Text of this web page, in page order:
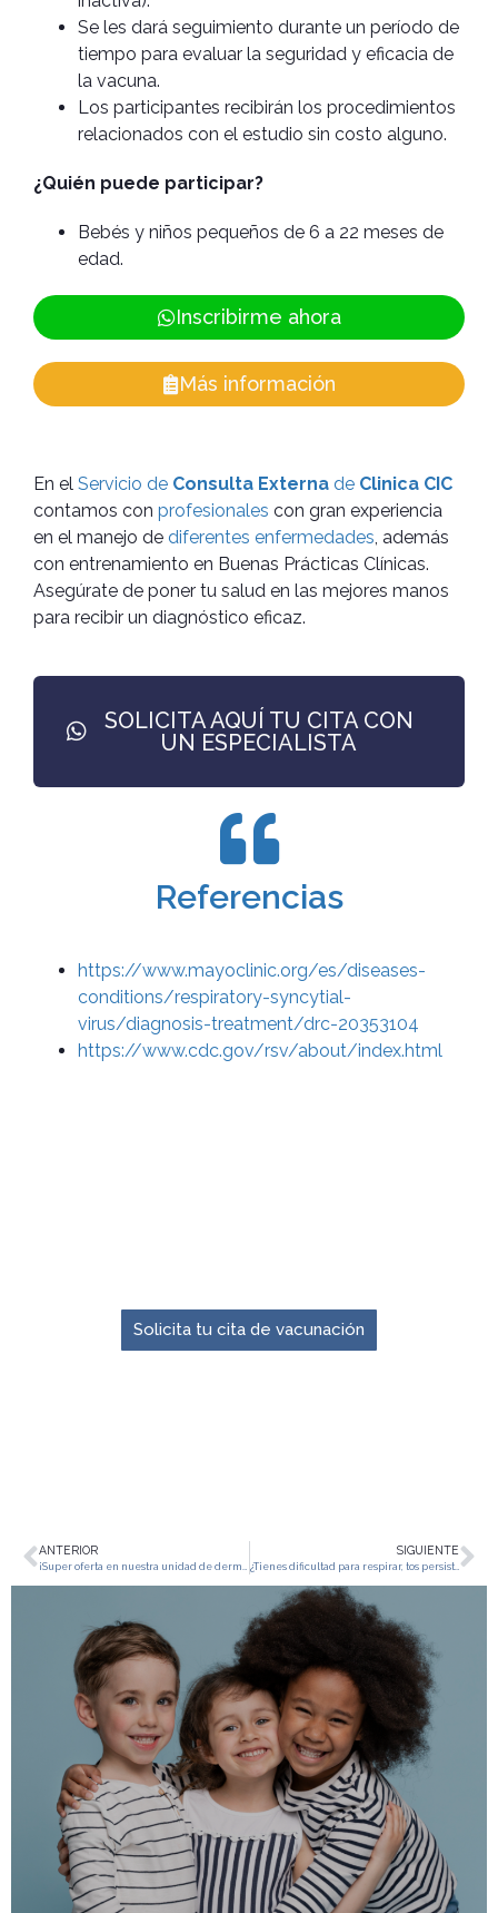
Se les dará seguimiento durante un período de
tiempo para evaluar la seguridad y eficacia de
la vacuna.
Los participantes recibirán los procedimientos
relacionados con el estudio sin costo alguno.
¿Quién puede participar?
Bebés y niños pequeños de 6 a 22 meses de
edad.
Inscribirme ahora
Más información
En el Servicio de Consulta Externa de Clinica CIC
contamos con profesionales con gran experiencia
en el manejo de diferentes enfermedades , además
con entrenamiento en Buenas Prácticas Clínicas.
Asegúrate de poner tu salud en las mejores manos
para recibir un diagnóstico eficaz.
SOLICITA AQUÍ TU CITA CON
UN ESPECIALISTA
Referencias
https://www.mayoclinic.org/es/diseases-
conditions/respiratory-syncytial-
virus/diagnosis-treatment/drc-20353104
https://www.cdc.gov/rsv/about/index.html
Solicita tu cita de vacunación
ANTERIOR SIGUIENTE
¿Tienes dificultad para respirar, tos persistente o fatiga?